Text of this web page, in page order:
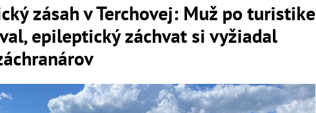
zásah v Terchovej: Muž po turistike
epileptický záchvat si vyžiadal